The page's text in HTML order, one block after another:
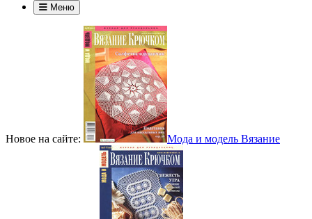
Меню
Новое на сайте: Мода и модель Вязание